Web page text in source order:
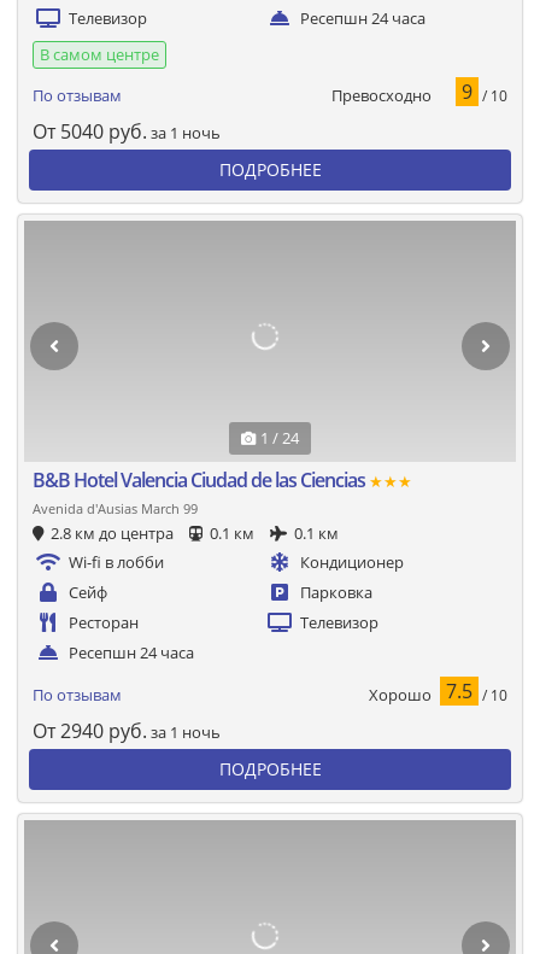
Телевизор
Ресепшн 24 часа
В самом центре
По отзывам
Превосходно 9 / 10
От 5040 руб. за 1 ночь
ПОДРОБНЕЕ
1 / 24
B&B Hotel Valencia Ciudad de las Ciencias ★★★
Avenida d'Ausias March 99
2.8 км до центра 0.1 км
0.1 км
Wi-fi в лобби
Кондиционер
Сейф
Парковка
Ресторан
Телевизор
Ресепшн 24 часа
По отзывам Хорошо 7.5 / 10
От2940 руб. за 1 ночь
ПОДРОБНЕЕ